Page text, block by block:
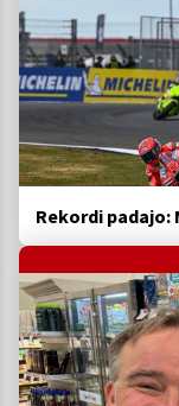
Rekordi padajo: